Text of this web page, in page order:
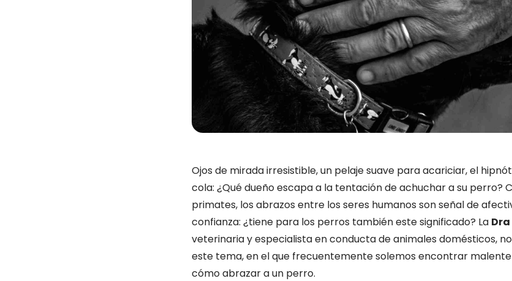
Ojos de mirada irresistible, un pelaje suave para acariciar, el
cola: ¿Qué dueño escapa a la tentación de achuchar a su perro?
primates, los abrazos entre los seres humanos son señal de
confianza: ¿tiene para los perros también este significado? La
veterinaria y especialista en conducta de animales domésticos,
este tema, en el que frecuentemente solemos encontrar
cómo abrazar a un perro.